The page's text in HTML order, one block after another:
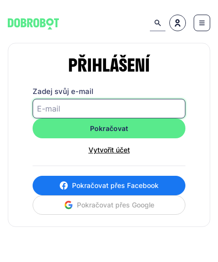
PŘIHLÁŠENÍ
Zadej svůj e-mail
Pokračovat
Vytvořit účet
Pokračovat přes Facebook
Pokračovat přes Google